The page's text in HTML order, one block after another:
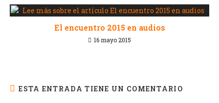
El encuentro 2015 en audios
16 mayo 2015
ESTA ENTRADA TIENE UN COMENTARIO